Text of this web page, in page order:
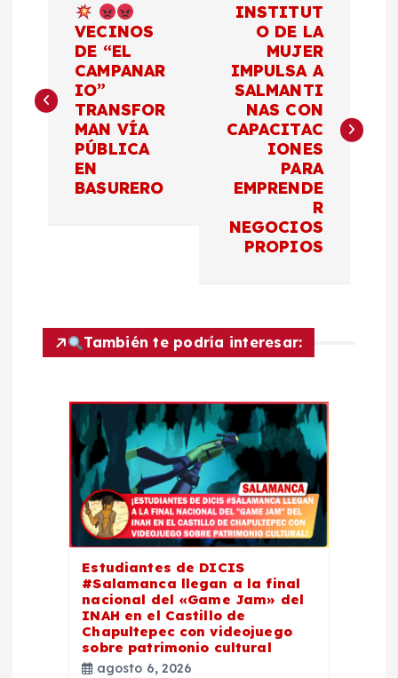
v
e
ó
VECINOS
DE “EL
CAMPANAR
IO”
TRANSFOR
MAN VÍA
PÚBLICA
EN
BASURERO
INSTITUT
O DE LA
MUJER
IMPULSA A
SALMANTI
NAS CON
CAPACITAC
IONES
PARA
EMPRENDE
R
NEGOCIOS
PROPIOS
También te podría interesar:
Estudiantes de DICIS
#Salamanca llegan a la final
nacional del «Game Jam» del
INAH en el Castillo de
Chapultepec con videojuego
sobre patrimonio cultural
agosto 6, 2026